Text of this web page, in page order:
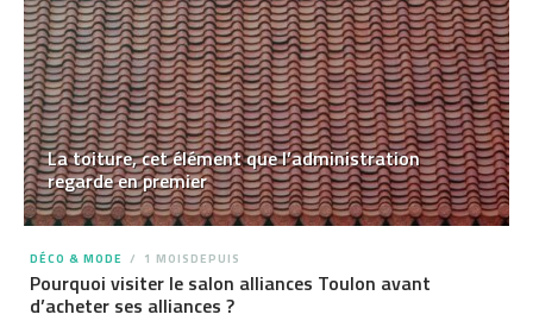
La toiture, cet élément que l’administration
regarde en premier
DÉCO & MODE 1 MOISDEPUIS
Pourquoi visiter le salon alliances Toulon avant
d’acheter ses alliances ?